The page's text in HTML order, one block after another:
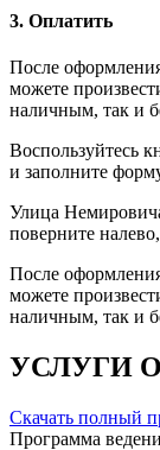
3. Оплатить
После
можете
наличным, так и
Воспользуйтесь
и заполните
Улица
поверните
После
можете
наличным, так и
УСЛУГИ
Скачать полный
Программа